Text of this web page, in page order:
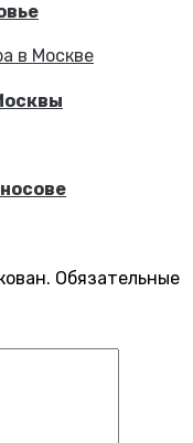
Обязательные